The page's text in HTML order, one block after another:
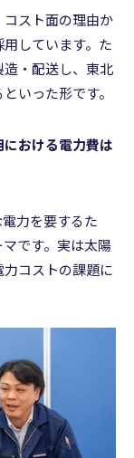
スト面の理由か
しています。た
・配送し、東北
いった形です。
おける電力費は
力を要するた
です。実は太陽
コストの課題に